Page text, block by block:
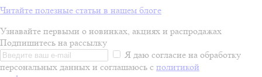
Читайте полезные статьи в нашем блоге
Узнавайте первыми о новинках, акциях и распродажах
Подпишитесь на рассылку
Я даю согласие на обработку
персональных данных и соглашаюсь с политикой